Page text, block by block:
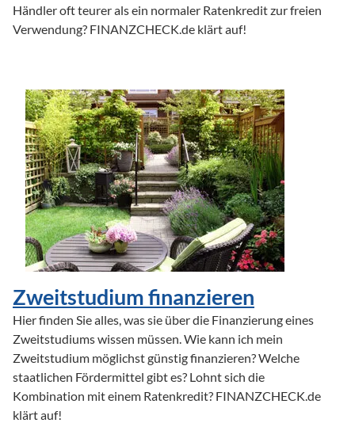
Händler oft teurer als ein normaler Ratenkredit zur freien
Verwendung? FINANZCHECK.de klärt auf!
Zweitstudium finanzieren
Hier finden Sie alles, was sie über die Finanzierung eines
Zweitstudiums wissen müssen. Wie kann ich mein
Zweitstudium möglichst günstig finanzieren? Welche
staatlichen Fördermittel gibt es? Lohnt sich die
Kombination mit einem Ratenkredit? FINANZCHECK.de
klärt auf!